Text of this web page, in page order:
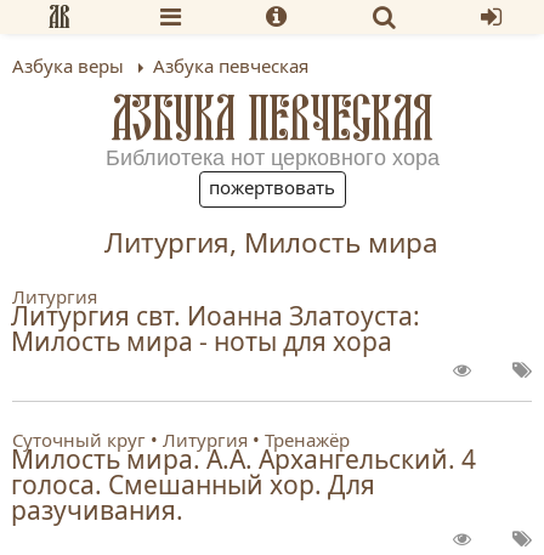
Азбука веры Азбука певческая
АЗБУКА ПЕВЧЕСКАЯ
Библиотека нот церковного хора
пожертвовать
Литургия, Милость мира
Литургия
Литургия свт. Иоанна Златоуста:
Милость мира - ноты для хора
Суточный круг Литургия Тренажёр
Милость мира. А.А. Архангельский. 4
голоса. Смешанный хор. Для
разучивания.